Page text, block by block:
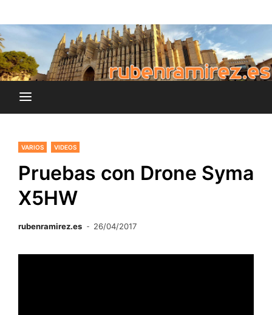
al
contenidorubenramirez.es
VARIOS VIDEOS
Pruebas con Drone Syma
X5HW
rubenramirez.es 26/04/2017